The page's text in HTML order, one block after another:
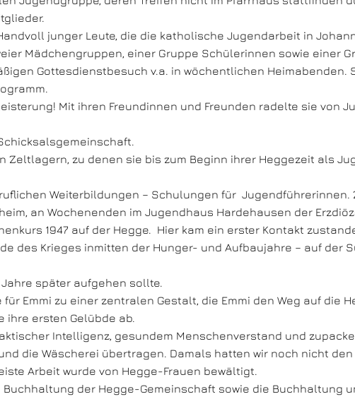
junger Leute, die die katholische Jugendarbeit in
Mädchengruppen, einer Gruppe Schülerinnen sowie einer
Gottesdienstbesuch v.a. in wöchentlichen
Mit ihren Freundinnen und Freunden radelte sie von
Zeltlagern, zu denen sie bis zum Beginn ihrer Heggezeit als
Weiterbildungen – Schulungen für Jugendführerinnen.
an Wochenenden im Jugendhaus Hardehausen der
1947 auf der Hegge. Hier kam ein erster Kontakt
des Krieges inmitten der Hunger- und Aufbaujahre – auf der
später aufgehen sollte.
Emmi zu einer zentralen Gestalt, die Emmi den Weg auf die
ihre ersten Gelübde ab.
Intelligenz, gesundem Menschenverstand und
die Wäscherei übertragen. Damals hatten wir noch nicht
Arbeit wurde von Hegge-Frauen bewältigt.
Buchhaltung der Hegge-Gemeinschaft sowie die Buchhaltung